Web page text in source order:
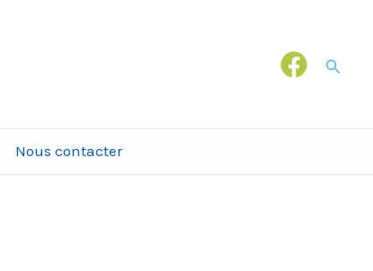
Nous contacter